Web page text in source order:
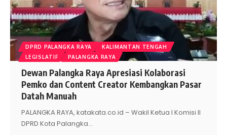
DPRD PALANGKA RAYA
KALIMANTAN TENGAH
LEGISLATIF
PALANGKA RAYA
Dewan Palangka Raya Apresiasi Kolaborasi
Pemko dan Content Creator Kembangkan Pasar
Datah Manuah
PALANGKA RAYA, katakata.co.id – Wakil Ketua I Komisi II
DPRD Kota Palangka…